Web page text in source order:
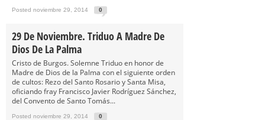
Posted noviembre 29, 2014 0
29 De Noviembre. Triduo A Madre De
Dios De La Palma
Cristo de Burgos. Solemne Triduo en honor de
Madre de Dios de la Palma con el siguiente orden
de cultos: Rezo del Santo Rosario y Santa Misa,
oficiando fray Francisco Javier Rodríguez Sánchez,
del Convento de Santo Tomás...
Posted noviembre 29, 2014 0